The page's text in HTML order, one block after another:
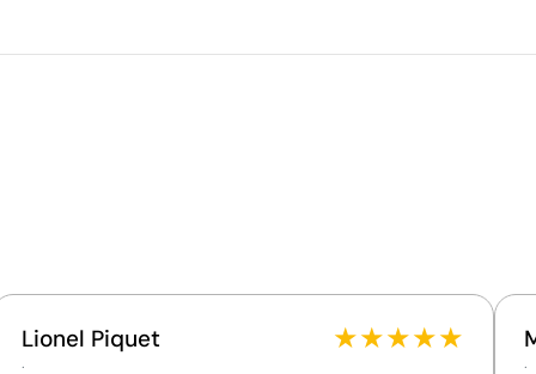
Poids de la boîte extérieure
Lionel Piquet
.
★★★★★
.